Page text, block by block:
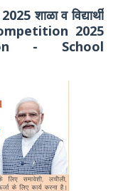
शाळा व विद्यार्थी
2025
- School